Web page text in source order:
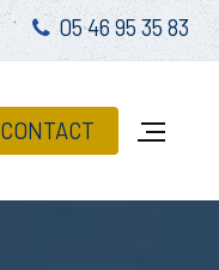
05 46 95 35 83
CONTACT